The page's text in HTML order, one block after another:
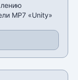
MP7 «Unity»